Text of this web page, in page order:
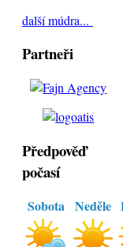
další múdra...
Partneři
Předpověď
počasí
Sobota Neděle